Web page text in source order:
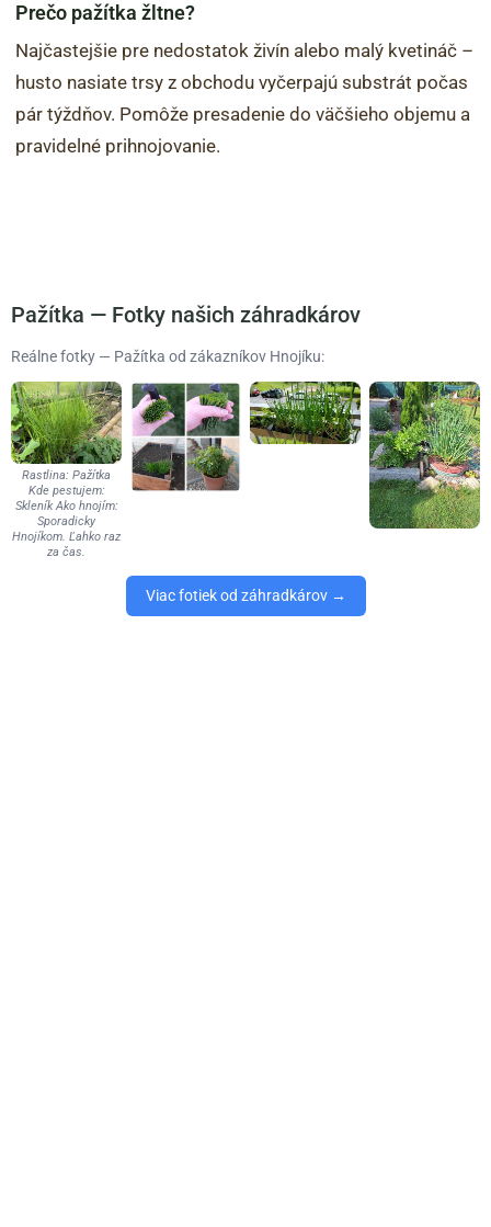
Prečo pažítka žltne?
Najčastejšie pre nedostatok živín alebo malý kvetináč –
husto nasiate trsy z obchodu vyčerpajú substrát počas
pár týždňov. Pomôže presadenie do väčšieho objemu a
pravidelné prihnojovanie.
Pažítka — Fotky našich záhradkárov
Reálne fotky — Pažítka od zákazníkov Hnojíku:
Rastlina: Pažítka
Kde pestujem:
Skleník Ako hnojím:
Sporadicky
Hnojíkom. Ľahko raz
za čas.
Viac fotiek od záhradkárov →